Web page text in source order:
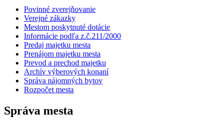
Povinné zverejňovanie
Verejné zákazky
Mestom poskytnuté dotácie
Informácie podľa z.č.211/2000
Predaj majetku mesta
Prenájom majetku mesta
Prevod a prechod majetku
Archív výberových konaní
Správa nájomných bytov
Rozpočet mesta
Správa mesta